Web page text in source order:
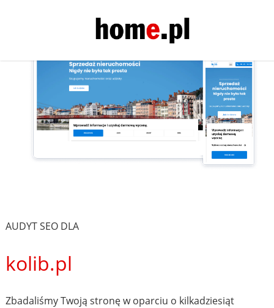
AUDYT SEO DLA
kolib.pl
Zbadaliśmy Twoją stronę w oparciu o kilkadziesiąt